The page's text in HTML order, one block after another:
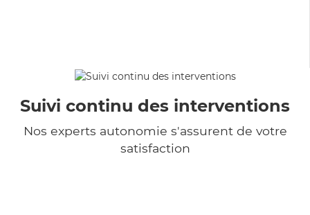
Suivi continu des interventions
Nos experts autonomie s'assurent de votre
satisfaction